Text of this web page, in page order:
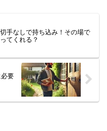
手なしで持ち込み！その場で
てくれる？
要